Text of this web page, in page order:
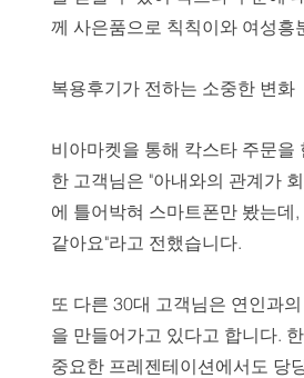
께 사은품으로 칙칙이와 여성흥
복용후기가 전하는 소중한 변화
비아마켓을 통해 칵스타 주문
한 고객님은 "아내와의 관계가
에 틀어박혀 스마트폰만 봤는데
같아요"라고 전했습니다.
또 다른 30대 고객님은 연인과
을 만들어가고 있다고 합니다.
중요한 프레젠테이션에서도 당